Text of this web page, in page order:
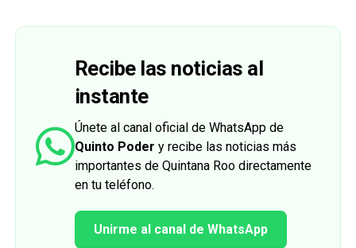
Recibe las noticias al
instante
Únete al canal oficial de WhatsApp de
Quinto Poder y recibe las noticias más
importantes de Quintana Roo directamente
en tu teléfono.
Unirme al canal de WhatsApp